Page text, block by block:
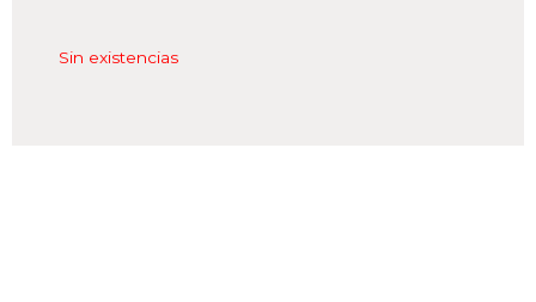
Sin existencias